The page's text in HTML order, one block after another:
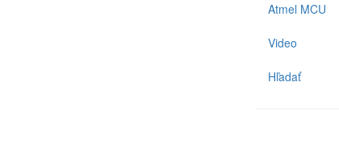
Atmel MCU
Video
Hľadať